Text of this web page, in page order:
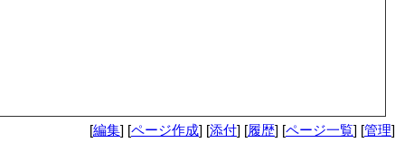
[編集] [ページ作成] [添付] [履歴] [ページ一覧] [管理]